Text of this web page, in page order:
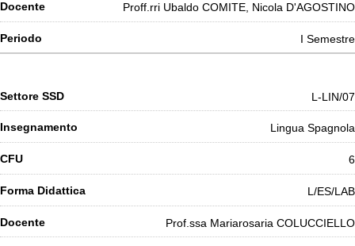
Proff.rri Ubaldo COMITE, Nicola D'AGOSTINO
I Semestre
L-LIN/07
Lingua Spagnola
6
L/ES/LAB
Prof.ssa Mariarosaria COLUCCIELLO